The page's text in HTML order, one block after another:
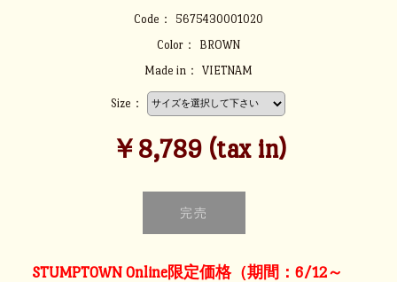
Code：
5675430001020
Color：
BROWN
Made in：
VIETNAM
Size：
￥8,789 (tax in)
STUMPTOWN Online限定価格（期間：6/12～